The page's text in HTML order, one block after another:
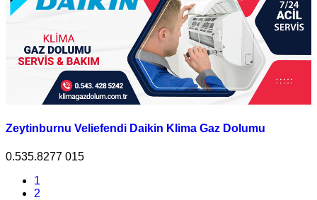
Zeytinburnu Veliefendi Daikin Klima Gaz Dolumu
0.535.8277 015
1
2